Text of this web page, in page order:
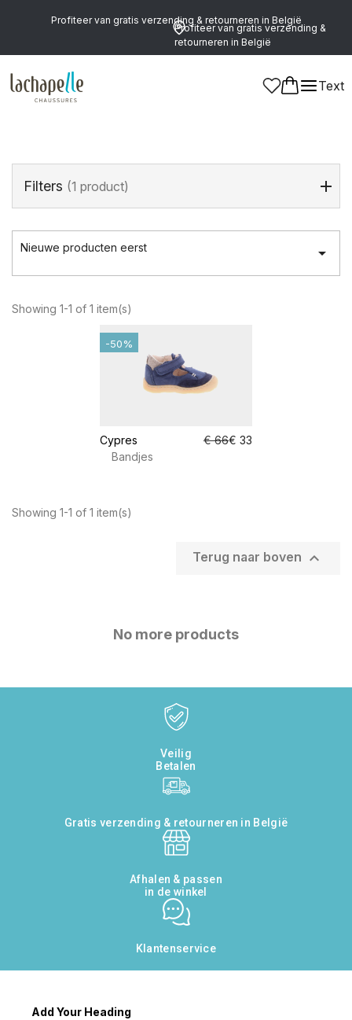
Profiteer van gratis verzending & retourneren in België
Profiteer van gratis verzending &
retourneren in België
Text
Home>Jongens
Bandjes
Filters (1 product)
Nieuwe producten eerst 
Showing 1-1 of 1 item(s)
Cypres € 66€ 33
Bandjes
-50%
Showing 1-1 of 1 item(s)
Terug naar boven 
No more products
Veilig
Betalen
Gratis verzending & retourneren in België
Afhalen & passen
in de winkel
Klantenservice
Add Your Heading